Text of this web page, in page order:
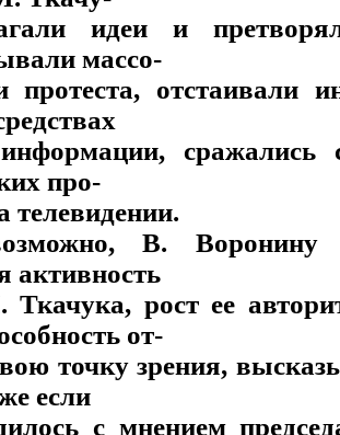
идеи и
массо-
протеста, отстаивали
сражались
про-
телевидении.
В. Воронину
активность
рост ее
от-
точку зрения,
если
с мнением